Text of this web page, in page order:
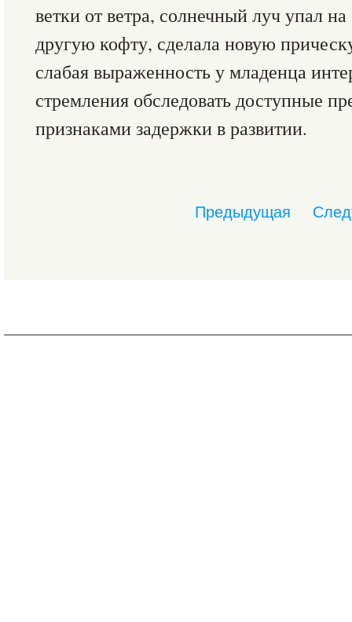
ветки от ветра, солнечный луч упал
другую кофту, сделала новую
слабая выраженность у младенца
стремления обследовать доступные
признаками задержки в развитии.
Предыдущая